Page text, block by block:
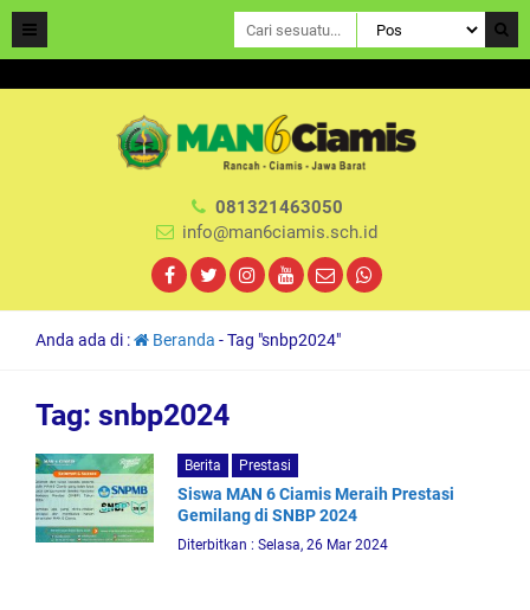
081321463050
info@man6ciamis.sch.id
Anda ada di : Beranda -Tag "snbp2024"
Tag: snbp2024
Berita Prestasi
Siswa MAN 6 Ciamis Meraih Prestasi
Gemilang di SNBP 2024
Diterbitkan : Selasa, 26 Mar 2024